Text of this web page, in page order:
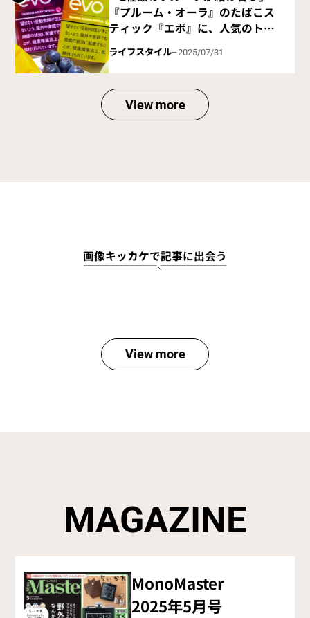
『プルーム・オーラ』のたばこス
ティック『エボ』に、人気のトロ
ピカルフレーバーが2銘柄ライン
ナップ
ライフスタイル 2025/07/31
View more
画像キッカケで記事に出会う
View more
MAGAZINE
MonoMaster
2025年5月号